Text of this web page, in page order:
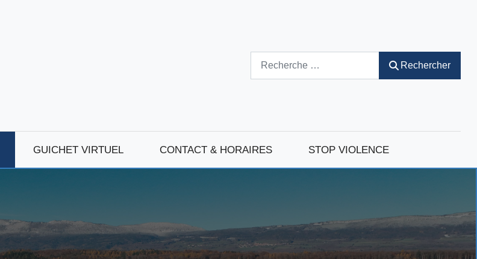
Rechercher
GUICHET VIRTUEL CONTACT & HORAIRES STOP VIOLENCE